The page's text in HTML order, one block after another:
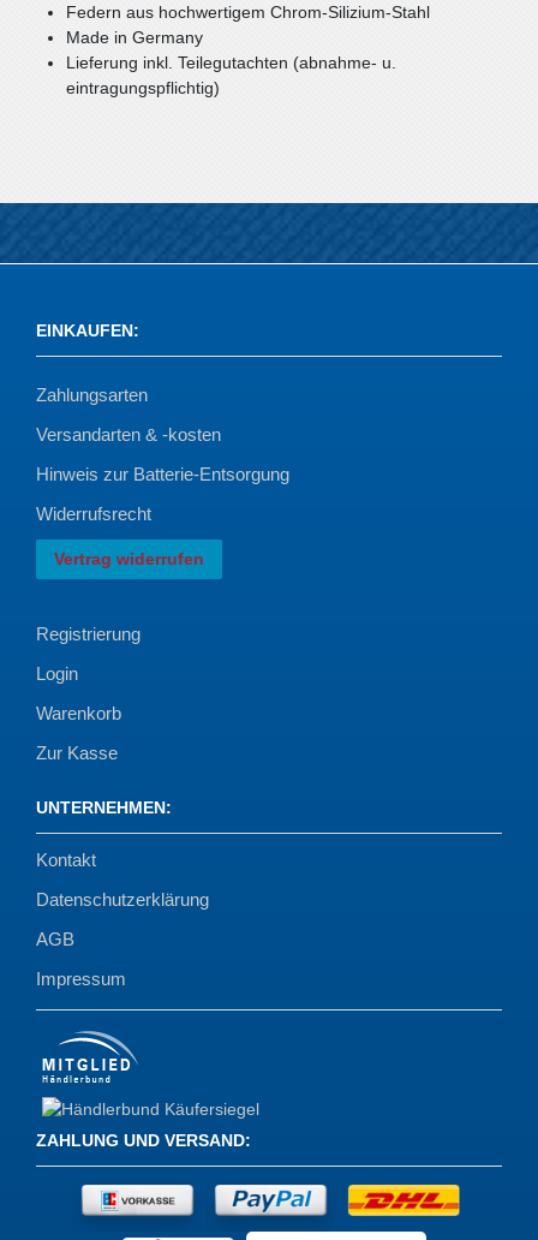
Federn aus hochwertigem Chrom-Silizium-Stahl
Made in Germany
Lieferung inkl. Teilegutachten (abnahme- u.
eintragungspflichtig)
EINKAUFEN:
Zahlungsarten
Versandarten & -kosten
Hinweis zur Batterie-Entsorgung
Widerrufsrecht
Vertrag widerrufen
Registrierung
Login
Warenkorb
Zur Kasse
UNTERNEHMEN:
Kontakt
Datenschutzerklärung
AGB
Impressum
ZAHLUNG UND VERSAND: